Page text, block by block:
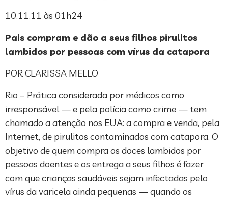
10.11.11 às 01h24
Pais compram e dão a seus filhos pirulitos
lambidos por pessoas com vírus da catapora
POR CLARISSA MELLO
Rio – Prática considerada por médicos como
irresponsável — e pela polícia como crime — tem
chamado a atenção nos EUA: a compra e venda, pela
Internet, de pirulitos contaminados com catapora. O
objetivo de quem compra os doces lambidos por
pessoas doentes e os entrega a seus filhos é fazer
com que crianças saudáveis sejam infectadas pelo
vírus da varicela ainda pequenas — quando os